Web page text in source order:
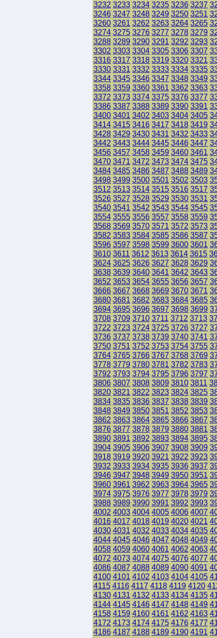
3232 3233 3234 3235 3236 3237
3246 3247 3248 3249 3250 3251
3260 3261 3262 3263 3264 3265
3274 3275 3276 3277 3278 3279
3288 3289 3290 3291 3292 3293
3302 3303 3304 3305 3306 3307
3316 3317 3318 3319 3320 3321
3330 3331 3332 3333 3334 3335
3344 3345 3346 3347 3348 3349
3358 3359 3360 3361 3362 3363
3372 3373 3374 3375 3376 3377
3386 3387 3388 3389 3390 3391
3400 3401 3402 3403 3404 3405
3414 3415 3416 3417 3418 3419
3428 3429 3430 3431 3432 3433
3442 3443 3444 3445 3446 3447
3456 3457 3458 3459 3460 3461
3470 3471 3472 3473 3474 3475
3484 3485 3486 3487 3488 3489
3498 3499 3500 3501 3502 3503
3512 3513 3514 3515 3516 3517
3526 3527 3528 3529 3530 3531
3540 3541 3542 3543 3544 3545
3554 3555 3556 3557 3558 3559
3568 3569 3570 3571 3572 3573
3582 3583 3584 3585 3586 3587
3596 3597 3598 3599 3600 3601
3610 3611 3612 3613 3614 3615
3624 3625 3626 3627 3628 3629
3638 3639 3640 3641 3642 3643
3652 3653 3654 3655 3656 3657
3666 3667 3668 3669 3670 3671
3680 3681 3682 3683 3684 3685
3694 3695 3696 3697 3698 3699
3708 3709 3710 3711 3712 3713
3722 3723 3724 3725 3726 3727
3736 3737 3738 3739 3740 3741
3750 3751 3752 3753 3754 3755
3764 3765 3766 3767 3768 3769
3778 3779 3780 3781 3782 3783
3792 3793 3794 3795 3796 3797
3806 3807 3808 3809 3810 3811
3820 3821 3822 3823 3824 3825
3834 3835 3836 3837 3838 3839
3848 3849 3850 3851 3852 3853
3862 3863 3864 3865 3866 3867
3876 3877 3878 3879 3880 3881
3890 3891 3892 3893 3894 3895
3904 3905 3906 3907 3908 3909
3918 3919 3920 3921 3922 3923
3932 3933 3934 3935 3936 3937
3946 3947 3948 3949 3950 3951
3960 3961 3962 3963 3964 3965
3974 3975 3976 3977 3978 3979
3988 3989 3990 3991 3992 3993
4002 4003 4004 4005 4006 4007
4016 4017 4018 4019 4020 4021
4030 4031 4032 4033 4034 4035
4044 4045 4046 4047 4048 4049
4058 4059 4060 4061 4062 4063
4072 4073 4074 4075 4076 4077
4086 4087 4088 4089 4090 4091
4100 4101 4102 4103 4104 4105
4115 4116 4117 4118 4119 4120
4130 4131 4132 4133 4134 4135
4144 4145 4146 4147 4148 4149
4158 4159 4160 4161 4162 4163
4172 4173 4174 4175 4176 4177
4186 4187 4188 4189 4190 4191